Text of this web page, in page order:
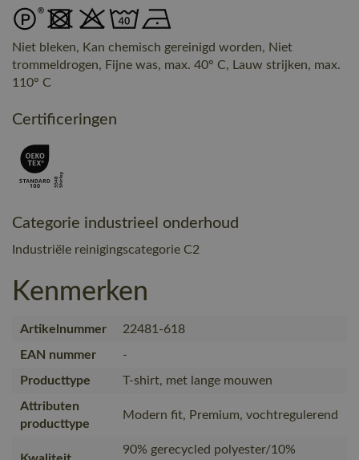
Niet bleken, Kan chemisch gereinigd worden, Niet
trommeldrogen, Fijne was, max. 40° C, Lauw strijken, max.
110° C
Certificeringen
Categorie industrieel onderhoud
Industriële reinigingscategorie C2
Kenmerken
Artikelnummer
22481-618
EAN nummer
-
Producttype
T-shirt, met lange mouwen
Attributen
producttype
Modern fit, Premium, vochtregulerend
90% gerecycled polyester/10%